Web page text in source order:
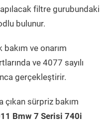
filtre gurubundaki
bulunur.
ve onarım
ve 4077 sayılı
gerçekleştirir.
sürpriz bakım
Bmw 7 Serisi 740i